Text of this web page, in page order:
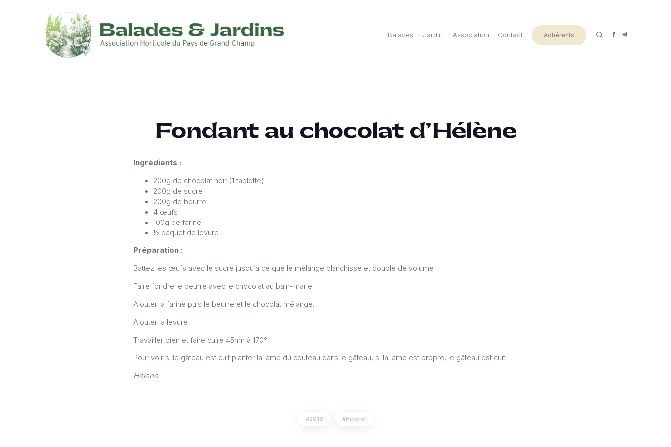
Balades Jardin Association Adhérents
Contact
Fondant au chocolat d’Hélène
Ingrédients :
200g de chocolat noir (1 tablette)
200g de sucre
200g de beurre
4 œufs
100g de farine
½ paquet de levure
Préparation :
Battez les œufs avec le sucre jusqu’à ce que le mélange blanchisse et double de volume
Faire fondre le beurre avec le chocolat au bain-marie.
Ajouter la farine puis le beurre et le chocolat mélangé.
Ajouter la levure
Travailler bien et faire cuire 45mn à 170°
Pour voir si le gâteau est cuit planter la lame du couteau dans le gâteau, si la lame est propre, le gâteau est cuit.
Hélène
2016 Hélène